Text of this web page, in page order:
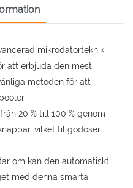
mikrodatorteknik
att erbjuda den mest
metoden för att
20 % till 100 % genom
vilket tillgodoser
om kan den automatiskt
med denna smarta